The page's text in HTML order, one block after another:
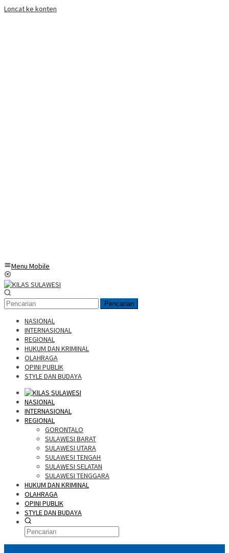
Loncat ke konten
Menu Mobile
Pencarian
NASIONAL
INTERNASIONAL
REGIONAL
HUKUM DAN KRIMINAL
OLAHRAGA
OPINI PUBLIK
STYLE DAN BUDAYA
NASIONAL
INTERNASIONAL
REGIONAL
GORONTALO
SULAWESI BARAT
SULAWESI UTARA
SULAWESI TENGAH
SULAWESI SELATAN
SULAWESI TENGGARA
HUKUM DAN KRIMINAL
OLAHRAGA
OPINI PUBLIK
STYLE DAN BUDAYA